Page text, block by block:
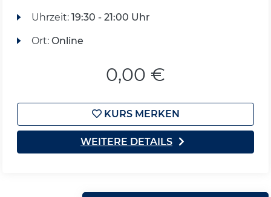
Uhrzeit: 19:30 - 21:00 Uhr
Ort: Online
0,00 €
KURS MERKEN
WEITERE DETAILS